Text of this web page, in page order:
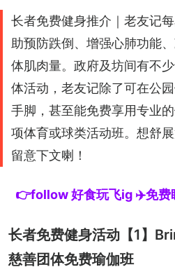
长者免费健身推介｜老友记
助预防跌倒、增强心肺功能
体肌肉量。政府及坊间有不
体活动，老友记除了可在公
手脚，甚至能免费享用专业
项体育或球类活动班。想舒
留意下文喇！
👉follow 好食玩飞ig ✈️免费
长者免费健身活动【1】
慈善团体免费瑜伽班